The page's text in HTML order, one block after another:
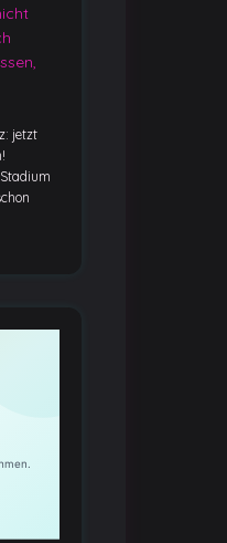
jetzt